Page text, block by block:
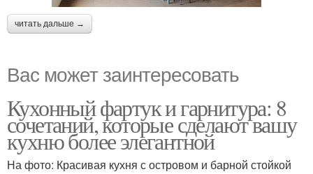
читать дальше →
Вас может заинтересовать
Кухонный фартук и гарнитура: 8
сочетаний, которые сделают вашу
кухню более элегантной
На фото: Красивая кухня с островом и барной стойкой